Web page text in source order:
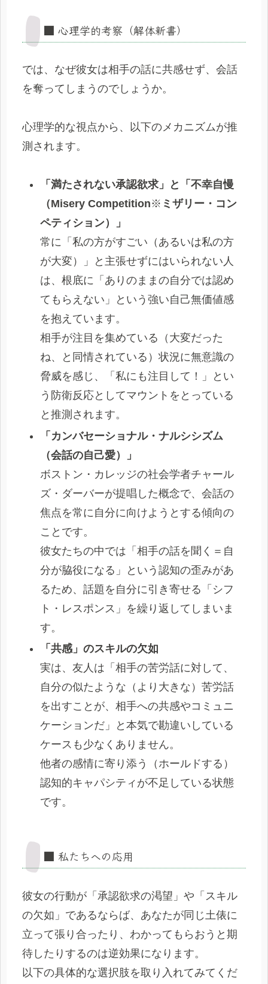
■ 心理学的考察（解体新書）
では、なぜ彼女は相手の話に共感せず、会話
を奪ってしまうのでしょうか。
心理学的な視点から、以下のメカニズムが推
測されます。
「満たされない承認欲求」と「不幸自慢
（Misery Competition※ ミザリー・コン
ペティション）」
常に「私の方がすごい（あるいは私の方
が大変）」と主張せずにはいられない人
は、根底に「ありのままの自分では認め
てもらえない」という強い自己無価値感
を抱えています。
相手が注目を集めている（大変だった
ね、と同情されている）状況に無意識の
脅威を感じ、「私にも注目して！」とい
う防衛反応としてマウントをとっている
と推測されます。
「カンバセーショナル・ナルシシズム
（会話の自己愛）」
ボストン・カレッジの社会学者チャール
ズ・ダーバーが提唱した概念で、会話の
焦点を常に自分に向けようとする傾向の
ことです。
彼女たちの中では「相手の話を聞く＝自
分が脇役になる」という認知の歪みがあ
るため、話題を自分に引き寄せる「シフ
ト・レスポンス」を繰り返してしまいま
す。
「共感」のスキルの欠如
実は、友人は「相手の苦労話に対して、
自分の似たような（より大きな）苦労話
を出すことが、相手への共感やコミュニ
ケーションだ」と本気で勘違いしている
ケースも少なくありません。
他者の感情に寄り添う（ホールドする）
認知的キャパシティが不足している状態
です。
■ 私たちへの応用
彼女の行動が「承認欲求の渇望」や「スキル
の欠如」であるならば、あなたが同じ土俵に
立って張り合ったり、わかってもらおうと期
待したりするのは逆効果になります。
以下の具体的な選択肢を取り入れてみてくだ